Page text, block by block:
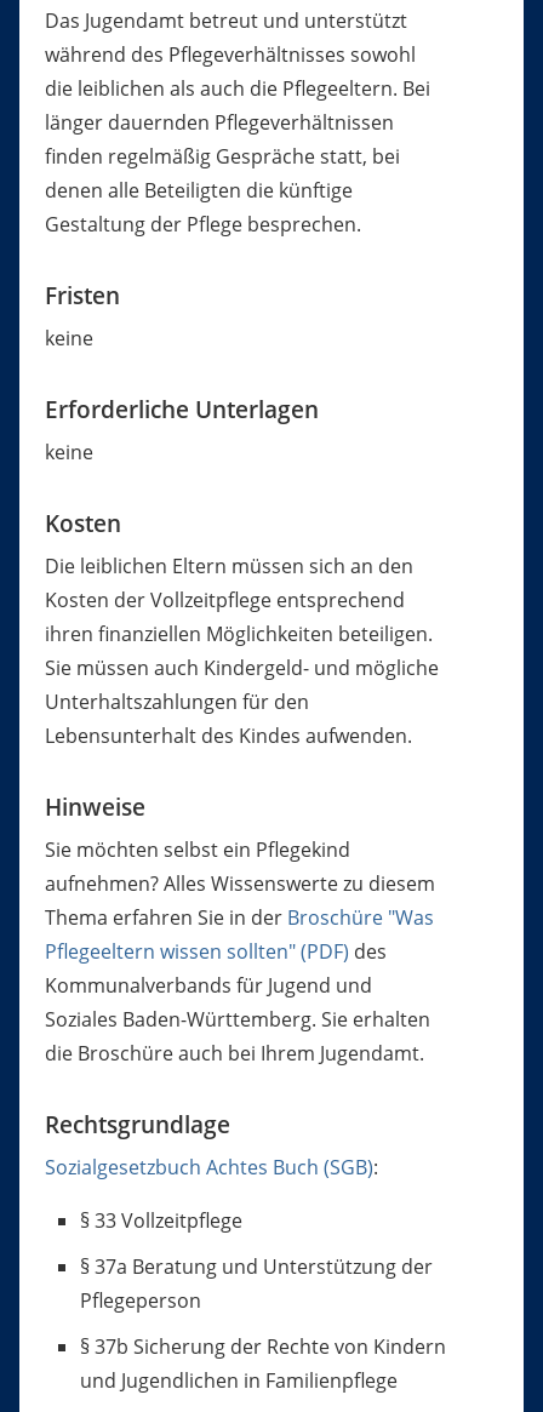
Das Jugendamt betreut und unterstützt
während des Pflegeverhältnisses sowohl
die leiblichen als auch die Pflegeeltern. Bei
länger dauernden Pflegeverhältnissen
finden regelmäßig Gespräche statt, bei
denen alle Beteiligten die künftige
Gestaltung der Pflege besprechen.
Fristen
keine
Erforderliche Unterlagen
keine
Kosten
Die leiblichen Eltern müssen sich an den
Kosten der Vollzeitpflege entsprechend
ihren finanziellen Möglichkeiten beteiligen.
Sie müssen auch Kindergeld- und mögliche
Unterhaltszahlungen für den
Lebensunterhalt des Kindes aufwenden.
Hinweise
Sie möchten selbst ein Pflegekind
aufnehmen? Alles Wissenswerte zu diesem
Thema erfahren Sie in der Broschüre "Was
Pflegeeltern wissen sollten" (PDF) des
Kommunalverbands für Jugend und
Soziales Baden-Württemberg. Sie erhalten
die Broschüre auch bei Ihrem Jugendamt.
Rechtsgrundlage
Sozialgesetzbuch Achtes Buch (SGB):
§ 33 Vollzeitpflege
§ 37a Beratung und Unterstützung der
Pflegeperson
§ 37b Sicherung der Rechte von Kindern
und Jugendlichen in Familienpflege